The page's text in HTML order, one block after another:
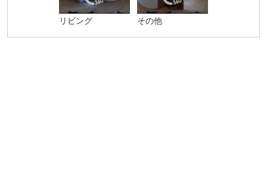
リビング その他